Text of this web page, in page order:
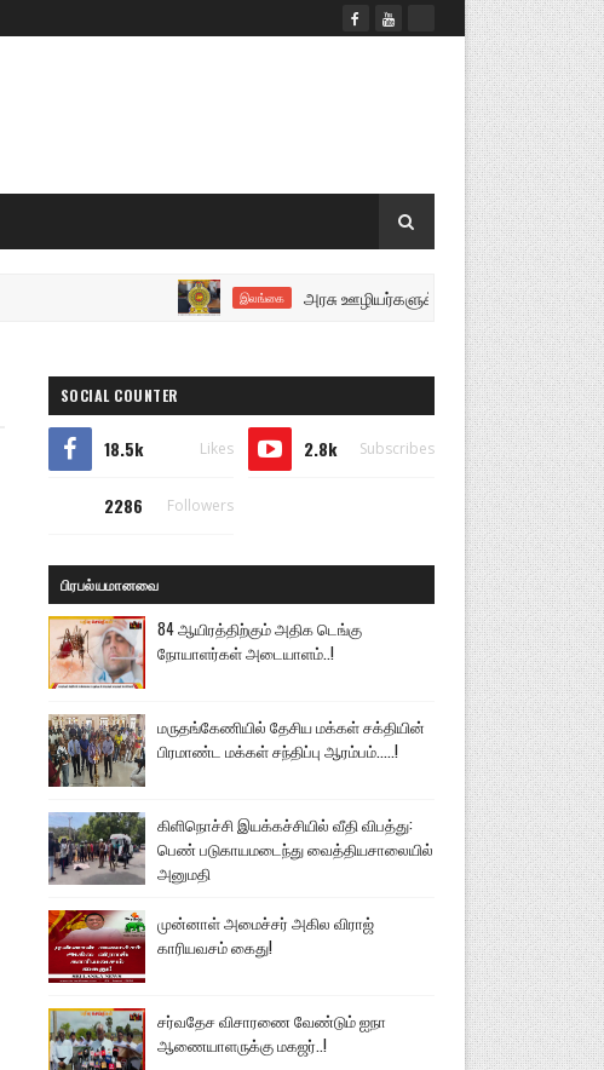
இலங்கை அரசு ஊழியர்களுக்கு மகிழ்ச்சியான செய்தி..!
SOCIAL COUNTER
18.5k Likes 2.8k Subscribes
2286 Followers
பிரபல்யமானவை
84 ஆயிரத்திற்கும் அதிக டெங்கு
நோயாளர்கள் அடையாளம்..!
மருதங்கேணியில் தேசிய மக்கள் சக்தியின்
பிரமாண்ட மக்கள் சந்திப்பு ஆரம்பம்.....!
கிளிநொச்சி இயக்கச்சியில் வீதி விபத்து:
பெண் படுகாயமடைந்து வைத்தியசாலையில்
அனுமதி
முன்னாள் அமைச்சர் அகில விராஜ்
காரியவசம் கைது!
சர்வதேச விசாரணை வேண்டும் ஐநா
ஆணையாளருக்கு மகஜர்..!